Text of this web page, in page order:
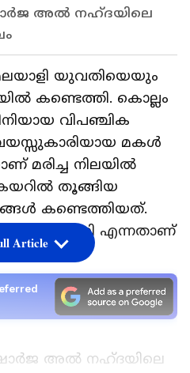
അൽ നഹ്‍ദയിലെ
യുവതിയെയും
കണ്ടെത്തി. കൊല്ലം
വിപഞ്ചിക
മകൾ
മരിച്ച നിലയിൽ
തൂങ്ങിയ
കണ്ടെത്തിയത്.
എന്നതാണ്
ഷാർജ അൽ നഹ്‍ദയിലെ
Article